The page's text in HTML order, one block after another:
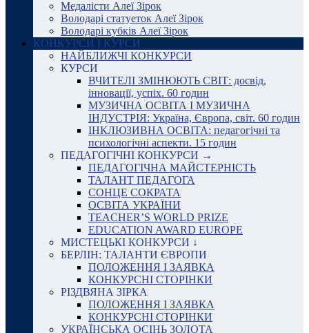
Медалісти Алеї Зірок
Володарі статуеток Алеї Зірок
Володарі кубків Алеї Зірок
КОНКУРСИ І КУРСИ
НАЙБЛИЖЧІ КОНКУРСИ
КУРСИ
ВЧИТЕЛІ ЗМІНЮЮТЬ СВІТ: досвід,
інновації, успіх. 60 годин
МУЗИЧНА ОСВІТА І МУЗИЧНА
ІНДУСТРІЯ: Україна, Європа, світ. 60 годин
ІНКЛЮЗИВНА ОСВІТА: педагогічні та
психологічні аспекти. 15 годин
ПЕДАГОГІЧНІ КОНКУРСИ →
ПЕДАГОГІЧНА МАЙСТЕРНІСТЬ
ТАЛАНТ ПЕДАГОГА
СОНЦЕ СОКРАТА
ОСВІТА УКРАЇНИ
TEACHER’S WORLD PRIZE
EDUCATION AWARD EUROPE
МИСТЕЦЬКІ КОНКУРСИ ↓
БЕРЛІН: ТАЛАНТИ ЄВРОПИ
ПОЛОЖЕННЯ І ЗАЯВКА
КОНКУРСНІ СТОРІНКИ
РІЗДВЯНА ЗІРКА
ПОЛОЖЕННЯ І ЗАЯВКА
КОНКУРСНІ СТОРІНКИ
УКРАЇНСЬКА ОСІНЬ ЗОЛОТА